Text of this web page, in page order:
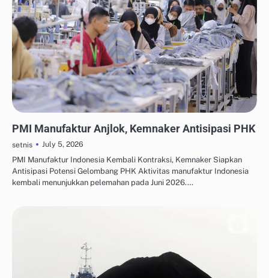
PMI Manufaktur Anjlok, Kemnaker Antisipasi PHK
setnis
July 5, 2026
PMI Manufaktur Indonesia Kembali Kontraksi, Kemnaker Siapkan
Antisipasi Potensi Gelombang PHK Aktivitas manufaktur Indonesia
kembali menunjukkan pelemahan pada Juni 2026.…